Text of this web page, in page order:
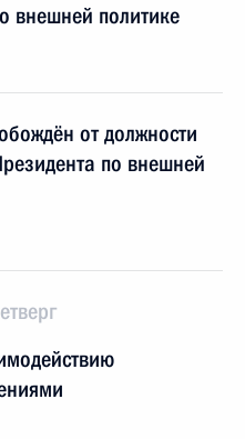
внешней политике
от должности
по внешней